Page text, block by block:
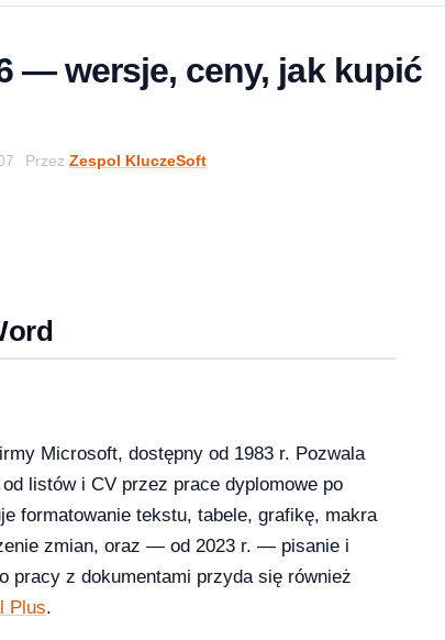
— wersje, ceny, jak kupić
Przez Zespol KluczeSoft
Microsoft, dostępny od 1983 r. Pozwala
listów i CV przez prace dyplomowe po
formatowanie tekstu, tabele, grafikę, makra
zmian, oraz — od 2023 r. — pisanie i
pracy z dokumentami przyda się również
Plus.